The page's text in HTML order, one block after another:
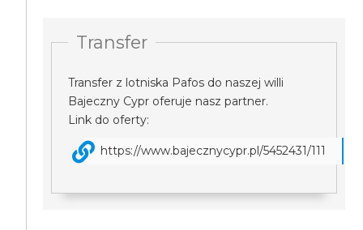
Transfer
Transfer z lotniska Pafos do naszej willi
Bajeczny Cypr oferuje nasz partner.
Link do oferty:
https://www.bajecznycypr.pl/5452431/111